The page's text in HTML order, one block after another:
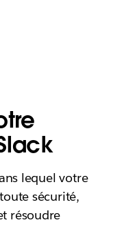
lequel votre
sécurité,
résoudre